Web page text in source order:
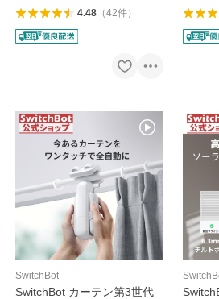
4.48（42件）
SwitchBot
SwitchBot カーテン第3世代